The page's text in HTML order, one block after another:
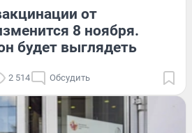
от
8 ноября.
будет выглядеть
2 514 Обсудить